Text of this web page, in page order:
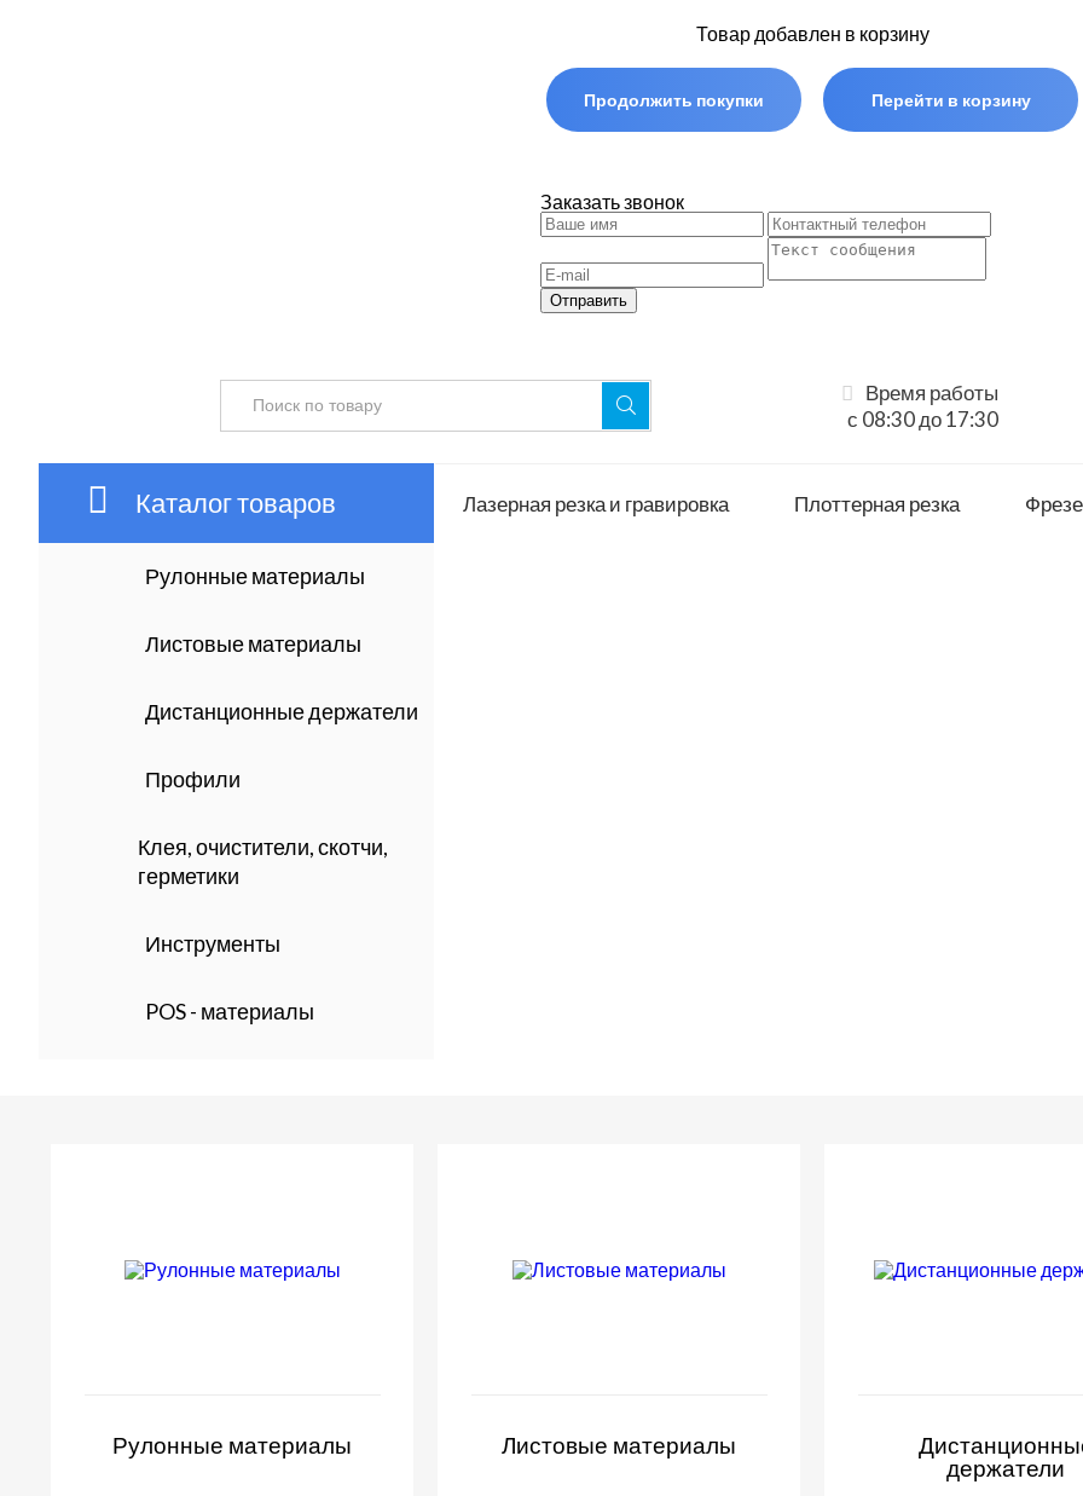
Товар добавлен в корзину
Продолжить покупки Перейти в корзину
Заказать звонок
Отправить
Время работы
с 08:30 до 17:30
Каталог товаров
Рулонные материалы
Листовые материалы
Дистанционные держатели
Профили
Клея, очистители, скотчи,
герметики
Инструменты
POS - материалы
Лазерная резка и гравировка Плоттерная резка
Рулонные материалы Листовые материалы
держатели